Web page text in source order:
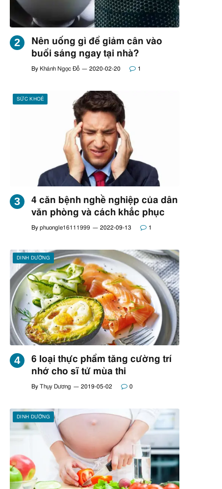
Nên uống gì để giảm cân vào
buổi sáng ngay tại nhà?
By Khánh Ngọc Đỗ 2020-02-20 1
SỨC KHOẺ
4 căn bệnh nghề nghiệp của dân
văn phòng và cách khắc phục
By phuongle16111999 2022-09-13 1
DINH DƯỠNG
6 loại thực phẩm tăng cường trí
nhớ cho sĩ tử mùa thi
By Thụy Dương 2019-05-02 0
DINH DƯỠNG